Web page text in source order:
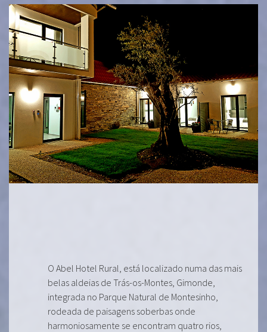
O Abel Hotel Rural, está localizado numa das mais
belas aldeias de Trás-os-Montes, Gimonde,
integrada no Parque Natural de Montesinho,
rodeada de paisagens soberbas onde
harmoniosamente se encontram quatro rios,